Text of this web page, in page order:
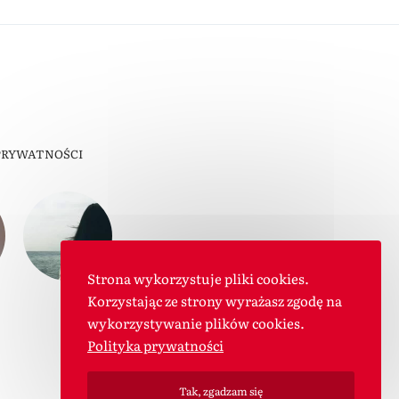
Strona wykorzystuje pliki cookies.
Korzystając ze strony wyrażasz zgodę na
wykorzystywanie plików cookies.
Polityka prywatności
Tak, zgadzam się